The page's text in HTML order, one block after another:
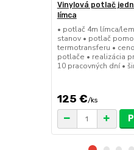
Vinylová potlač
límca
• potlač 4m límca/
stanov • potlač
termotransferu •
potlače • realizácia
10 pracovných dní •
125 €/ks